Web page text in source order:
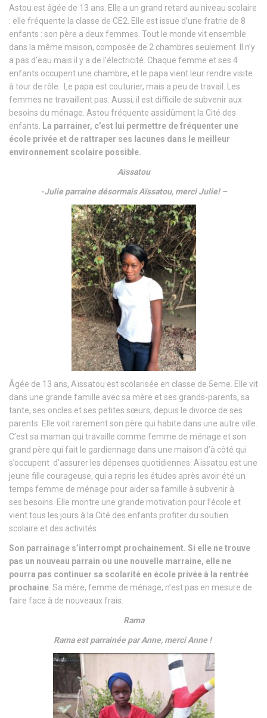
Astou est âgée de 13 ans. Elle a un grand retard au niveau scolaire
: elle fréquente la classe de CE2. Elle est issue d’une fratrie de 8
enfants : son père a deux femmes. Tout le monde vit ensemble
dans la même maison, composée de 2 chambres seulement. Il n’y
a pas d’eau mais il y a de l’électricité. Chaque femme et ses 4
enfants occupent une chambre, et le papa vient leur rendre visite
à tour de rôle. Le papa est couturier, mais a peu de travail. Les
femmes ne travaillent pas. Aussi, il est difficile de subvenir aux
besoins du ménage. Astou fréquente assidûment la Cité des
enfants. La parrainer, c’est lui permettre de fréquenter une
école privée et de rattraper ses lacunes dans le meilleur
environnement scolaire possible.
Aïssatou
-Julie parraine désormais Aïssatou, merci Julie! –
Âgée de 13 ans, Aïssatou est scolarisée en classe de 5eme. Elle vit
dans une grande famille avec sa mère et ses grands-parents, sa
tante, ses oncles et ses petites sœurs, depuis le divorce de ses
parents. Elle voit rarement son père qui habite dans une autre ville.
C’est sa maman qui travaille comme femme de ménage et son
grand père qui fait le gardiennage dans une maison d’à côté qui
s’occupent d’assurer les dépenses quotidiennes. Aïssatou est une
jeune fille courageuse, qui a repris les études après avoir été un
temps femme de ménage pour aider sa famille à subvenir à
ses besoins. Elle montre une grande motivation pour l’école et
vient tous les jours à la Cité des enfants profiter du soutien
scolaire et des activités.
Son parrainage s’interrompt prochainement. Si elle ne trouve
pas un nouveau parrain ou une nouvelle marraine, elle ne
pourra pas continuer sa scolarité en école privée à la rentrée
prochaine . Sa mère, femme de ménage, n’est pas en mesure de
faire face à de nouveaux frais.
Rama
Rama est parrainée par Anne, merci Anne !